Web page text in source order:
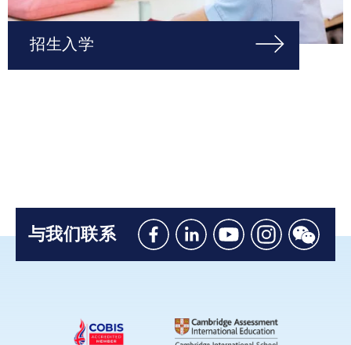
招生入学
与我们联系
Like
Facebook
Connect
on
Linkedin
Watch
on
Youtube
Follow
Instagram
Connect